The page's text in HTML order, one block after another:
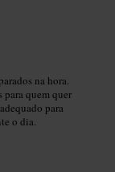
na hora.
para quem quer
para
o dia.